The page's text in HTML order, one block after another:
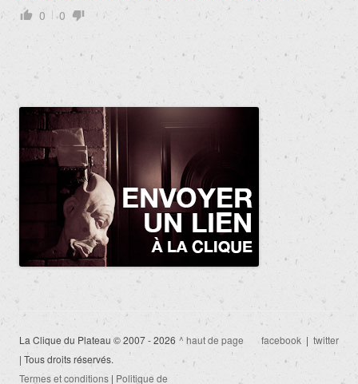
0 0
La Clique du Plateau © 2007 - 2026
| Tous droits réservés.
Termes et conditions | Politique de
^ haut de page facebook | twitter